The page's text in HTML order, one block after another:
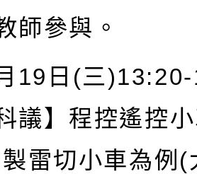
師參與。
19 日 (三
議】程控遙控
雷切小車為例 (